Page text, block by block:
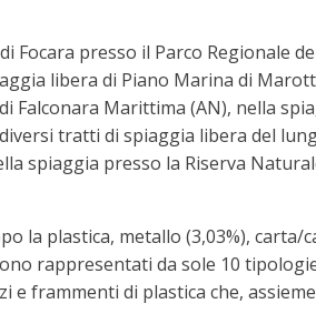
presso il Parco Regionale
libera di Piano Marina di
Falconara Marittima (AN), nella
tratti di spiaggia libera del
spiaggia presso la Riserva
plastica, metallo (3,03%), carta/
rappresentati da sole 10
frammenti di plastica che,